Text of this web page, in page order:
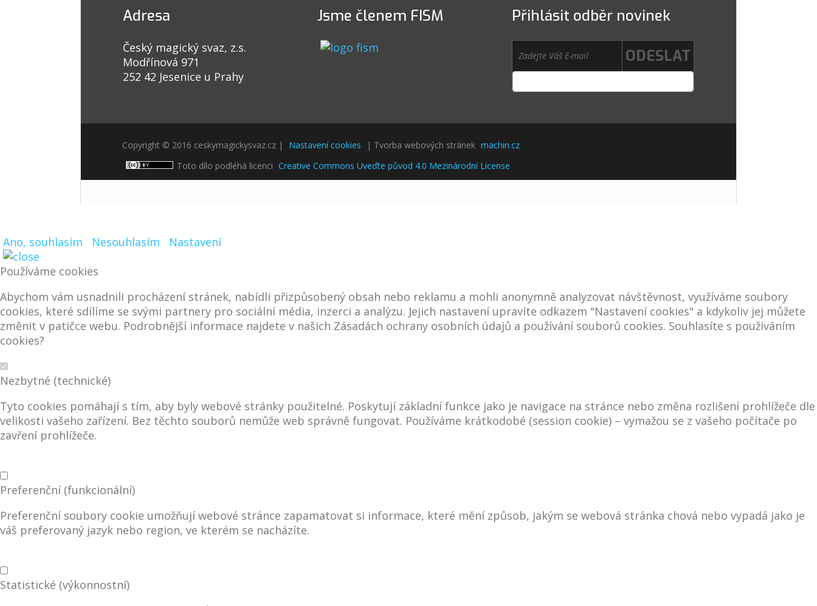
Adresa
Český magický svaz, z.s.
Modřínová 971
252 42 Jesenice u Prahy
Jsme členem FISM Přihlásit odběr novinek
Copyright © 2016 ceskymagickysvaz.cz | Nastavení cookies | Tvorba webových stránek machin.cz
Toto dílo podléhá licenci Creative Commons Uveďte původ 4.0 Mezinárodní License
Ano, souhlasím Nesouhlasím
Nastavení
Používáme cookies
Abychom vám usnadnili procházení stránek, nabídli přizpůsobený obsah nebo reklamu a mohli anonymně analyzovat návštěvnost, využíváme soubory
cookies, které sdílíme se svými partnery pro sociální média, inzerci a analýzu. Jejich nastavení upravíte odkazem "Nastavení cookies" a kdykoliv jej můžete
změnit v patičce webu. Podrobnější informace najdete v našich Zásadách ochrany osobních údajů a používání souborů cookies. Souhlasíte s používáním
cookies?
Nezbytné (technické)
Tyto cookies pomáhají s tím, aby byly webové stránky použitelné. Poskytují základní funkce jako je navigace na stránce nebo změna rozlišení prohlížeče dle
velikosti vašeho zařízení. Bez těchto souborů nemůže web správně fungovat. Používáme krátkodobé (session cookie) – vymažou se z vašeho počítače po
zavření prohlížeče.
Preferenční (funkcionální)
Preferenční soubory cookie umožňují webové stránce zapamatovat si informace, které mění způsob, jakým se webová stránka chová nebo vypadá jako je
váš preferovaný jazyk nebo region, ve kterém se nacházíte.
Statistické (výkonnostní)